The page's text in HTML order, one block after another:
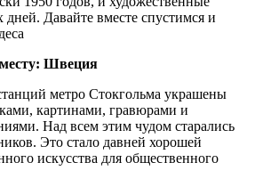
Давайте вместе спустимся и
месту: Швеция
метро Стокгольма украшены
картинами, гравюрами и
Над всем этим чудом старались
Это стало давней хорошей
искусства для общественного